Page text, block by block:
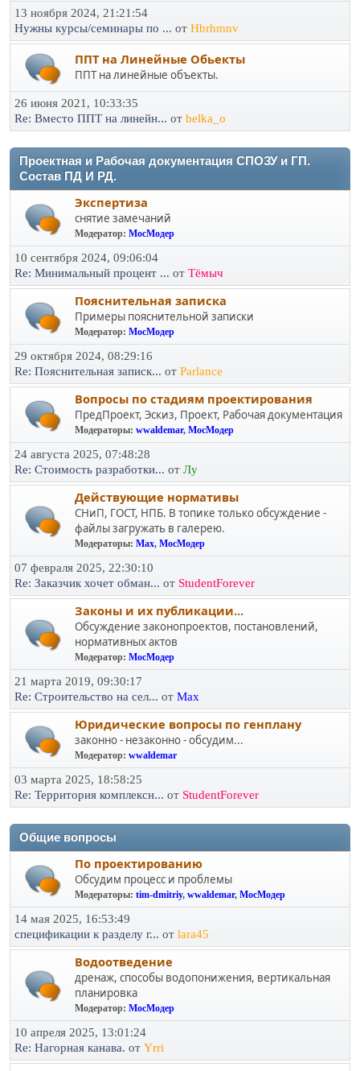
13 ноября 2024, 21:21:54
Нужны курсы/семинары по ... от Hbrhmnv
ППТ на Линейные Обьекты
ППТ на линейные объекты.
26 июня 2021, 10:33:35
Re: Вместо ППТ на линейн... от belka_o
Проектная и Рабочая документация СПОЗУ и ГП.
Состав ПД И РД.
Экспертиза
снятие замечаний
Модератор: МосМодер
10 сентября 2024, 09:06:04
Re: Минимальный процент ... от Тёмыч
Пояснительная записка
Примеры пояснительной записки
Модератор: МосМодер
29 октября 2024, 08:29:16
Re: Пояснительная записк... от Parlance
Вопросы по стадиям проектирования
ПредПроект, Эскиз, Проект, Рабочая документация
Модераторы: wwaldemar, МосМодер
24 августа 2025, 07:48:28
Re: Стоимость разработки... от Лу
Действующие нормативы
СНиП, ГОСТ, НПБ. В топике только обсуждение -
файлы загружать в галерею.
Модераторы: Max, МосМодер
07 февраля 2025, 22:30:10
Re: Заказчик хочет обман... от StudentForever
Законы и их публикации...
Обсуждение законопроектов, постановлений,
нормативных актов
Модератор: МосМодер
21 марта 2019, 09:30:17
Re: Строительство на сел... от Max
Юридичеcкие вопросы по генплану
законно - незаконно - обсудим...
Модератор: wwaldemar
03 марта 2025, 18:58:25
Re: Территория комплексн... от StudentForever
Общие вопросы
По проектированию
Обсудим процесс и проблемы
Модераторы: tim-dmitriy, wwaldemar, МосМодер
14 мая 2025, 16:53:49
спецификации к разделу г... от lara45
Водоотведение
дренаж, способы водопонижения, вертикальная
планировка
Модератор: МосМодер
10 апреля 2025, 13:01:24
Re: Нагорная канава. от Yrri